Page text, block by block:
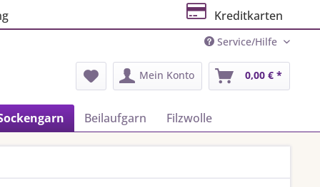
Kreditkarten
Service/Hilfe
Mein Konto 0,00 € *
Beilaufgarn Filzwolle